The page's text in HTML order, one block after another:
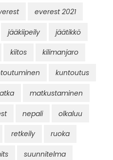
everest 2021
jääkiipeily jäätikkö
kiitos kilimanjaro
kuntoutus
matkustaminen
nepali olkaluu
retkeily ruoka
suunnitelma